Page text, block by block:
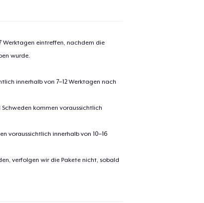
Werktagen eintreffen, nachdem die
wurde.
innerhalb von 7–12 Werktagen nach
kommen voraussichtlich
voraussichtlich innerhalb von 10–16
verfolgen wir die Pakete nicht, sobald
gehen
Neck T-Shirt